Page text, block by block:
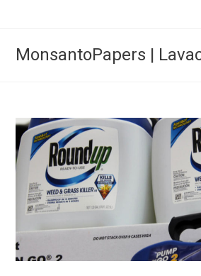
MonsantoPapers |